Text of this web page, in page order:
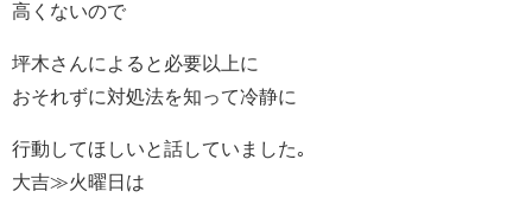
高くないので
坪木さんによると必要以上に
おそれずに対処法を知って冷静に
行動してほしいと話していました｡
大吉≫火曜日は